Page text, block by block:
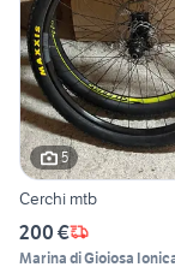
5
Cerchi mtb
200 €
Marina di Gioiosa